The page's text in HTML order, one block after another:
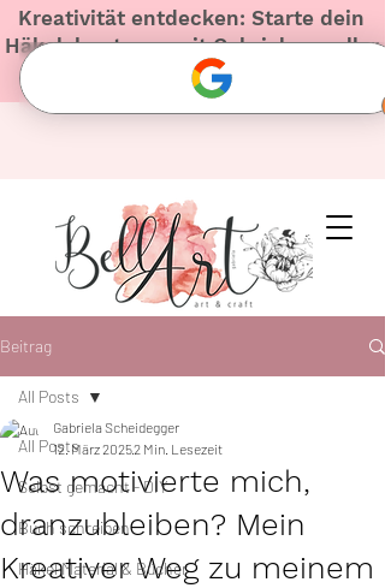
Kreativität entdecken: Starte dein
Häkelabenteuer mit Gabriela – voller
Herz und Inspiration!
Beitrag
All Posts
Selbst gemacht - DIY
Buch schreiben
Häkel Material & Bücher
All Posts
Was motivierte mich,
dranzubleiben? Mein
Kreativer Weg zu meinem
Gabriela Scheidegger
12. März 20252 Min. Lesezeit